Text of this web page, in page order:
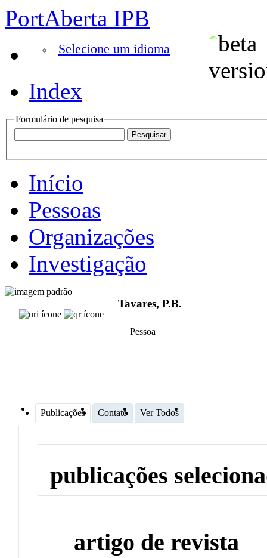
PortAberta IPB
Selecione um idioma
Index
Formulário de pesquisa
Início
Pessoas
Organizações
Investigação
Tavares, P.B.
Pessoa
Publicações Contato Ver Todos
publicações
artigo de revista